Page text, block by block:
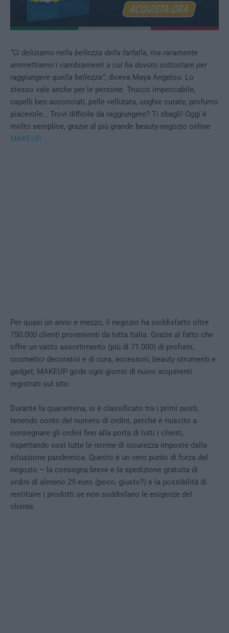
“Ci deliziamo nella bellezza della farfalla, ma raramente
ammettiamo i cambiamenti a cui ha dovuto sottostare per
raggiungere quella bellezza”, diceva Maya Angelou. Lo
stesso vale anche per le persone. Trucco impeccabile,
capelli ben acconciati, pelle vellutata, unghie curate, profumo
piacevole… Trovi difficile da raggiungere? Ti sbagli! Oggi è
molto semplice, grazie al più grande beauty-negozio online
MAKEUP.
Per quasi un anno e mezzo, il negozio ha soddisfatto oltre
750.000 clienti provenienti da tutta Italia. Grazie al fatto che
offre un vasto assortimento (più di 71.000) di profumi,
cosmetici decorativi e di cura, accessori, beauty strumenti e
gadget, MAKEUP gode ogni giorno di nuovi acquirenti
registrati sul sito.
Durante la quarantena, si è classificato tra i primi posti,
tenendo conto del numero di ordini, perché è riuscito a
consegnare gli ordini fino alla porta di tutti i clienti,
rispettando così tutte le norme di sicurezza imposte dalla
situazione pandemica. Questo è un vero punto di forza del
negozio – la consegna breve e la spedizione gratuita di
ordini di almeno 29 euro (poco, giusto?) e la possibilità di
restituire i prodotti se non soddisfano le esigenze del
cliente.